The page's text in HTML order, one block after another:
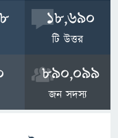
18,690
টি উত্তর
890,099
জন সদস্য